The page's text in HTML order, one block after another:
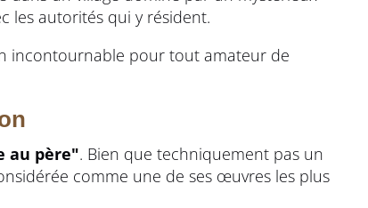
les autorités qui y résident.
incontournable pour tout amateur de
au père". Bien que techniquement pas un
comme une de ses œuvres les plus